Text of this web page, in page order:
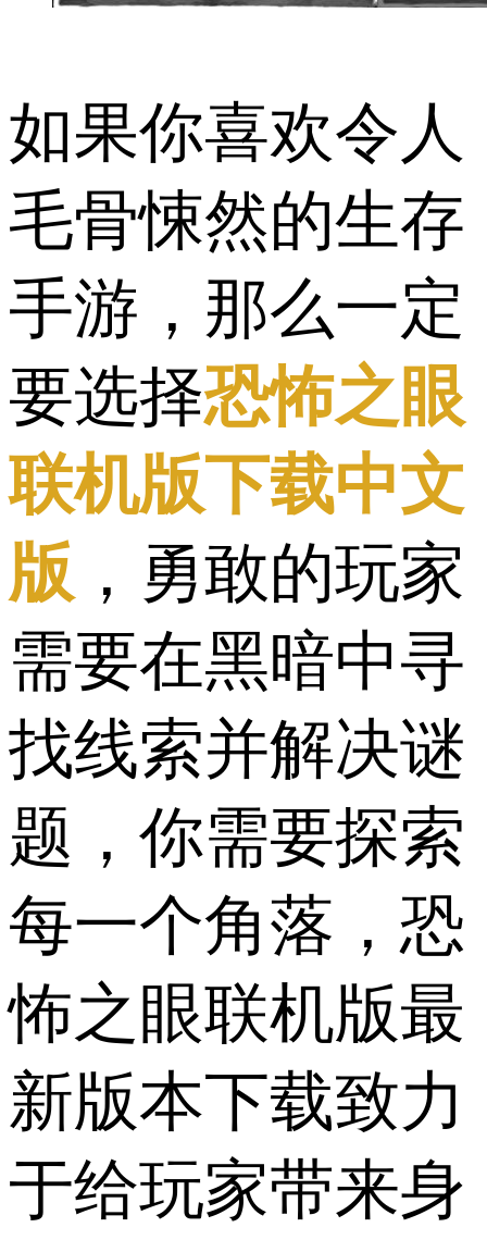
如果你喜欢令人
毛骨悚然的生存
手游，那么一定
要选择恐怖之眼
联机版下载中文
版 ，勇敢的玩家
需要在黑暗中寻
找线索并解决谜
题，你需要探索
每一个角落，恐
怖之眼联机版最
新版本下载致力
于给玩家带来身